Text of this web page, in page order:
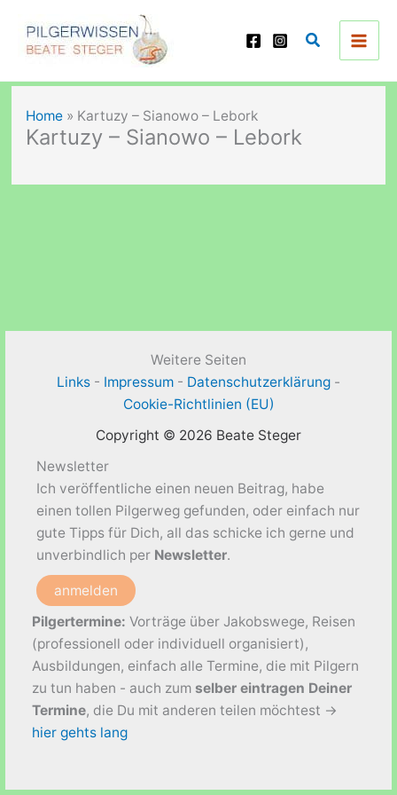
Inhalt
springen
Suchen
Home» Kartuzy – Sianowo – Lebork
Kartuzy – Sianowo – Lebork
Weitere Seiten
Links - Impressum - Datenschutzerklärung -
Cookie-Richtlinien (EU)
Copyright © 2026 Beate Steger
Newsletter
Ich veröffentliche einen neuen Beitrag, habe
einen tollen Pilgerweg gefunden, oder einfach nur
gute Tipps für Dich, all das schicke ich gerne und
unverbindlich per Newsletter.
anmelden
Pilgertermine: Vorträge über Jakobswege, Reisen
(professionell oder individuell organisiert),
Ausbildungen, einfach alle Termine, die mit Pilgern
zu tun haben - auch zum selber eintragen Deiner
Termine, die Du mit anderen teilen möchtest ->
hier gehts lang